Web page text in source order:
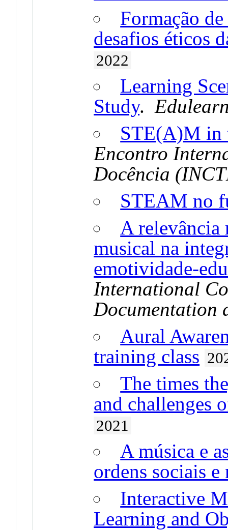
Formação
desafios éticos
2022
Learning
Study.
STE(A)M in
Encontro
Docência
STEAM no
A relevância
musical na
emotividade-
International
Documentation
Aural
training class
The times
and challenges
2021
A música e
ordens sociais e
Interactive
Learning and